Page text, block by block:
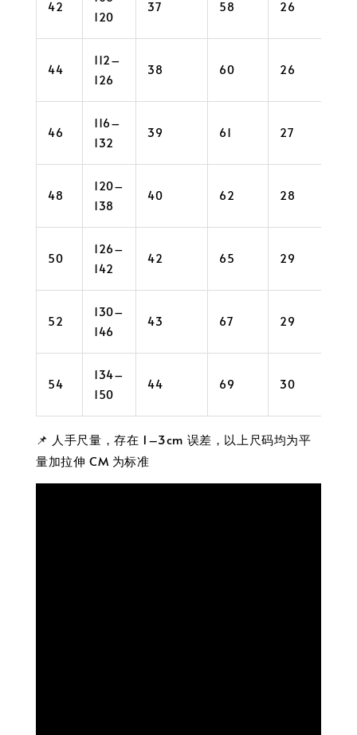
42
120
37 58 26
44
112–
126
38 60 26
46
116–
132
39 61 27
48
120–
138
40 62 28
50
126–
142
42 65 29
52
130–
146
43 67 29
54
134–
150
44 69 30
📌 人手尺量，存在 1–3cm 误差，以上尺码均为平
量加拉伸 CM 为标准